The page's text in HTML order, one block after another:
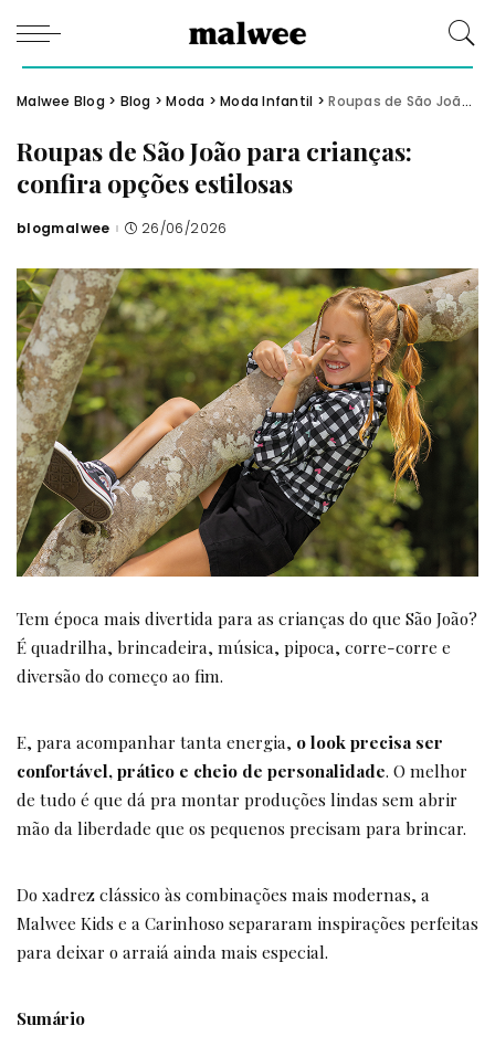
Malwee Blog > Blog >Moda >Moda Infantil >Roupas de São João para crianças: confira opções estilosas
Roupas de São João para crianças:
confira opções estilosas
Posted
blogmalwee 26/06/2026
Tem época mais divertida para as crianças do que São João?
É quadrilha, brincadeira, música, pipoca, corre-corre e
diversão do começo ao fim.
E, para acompanhar tanta energia, o look precisa ser
confortável, prático e cheio de personalidade. O melhor
de tudo é que dá pra montar produções lindas sem abrir
mão da liberdade que os pequenos precisam para brincar.
Do xadrez clássico às combinações mais modernas, a
Malwee Kids e a Carinhoso separaram inspirações perfeitas
para deixar o arraiá ainda mais especial.
Sumário